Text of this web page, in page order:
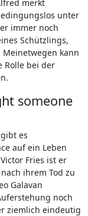
merkt
unter
immer noch
Schützlings,
kann
Rolle bei der
someone
es
auf ein Leben
Fries ist er
ihrem Tod zu
Galavan
noch
ziemlich eindeutig